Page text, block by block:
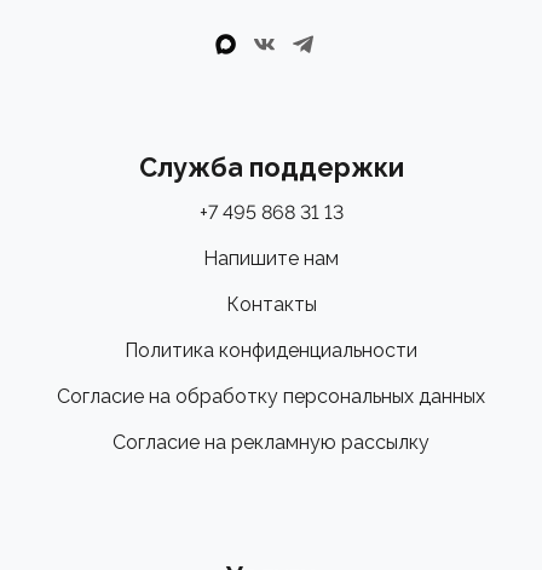
Служба поддержки
+7 495 868 31 13
Напишите нам
Контакты
Политика конфиденциальности
Согласие на обработку персональных данных
Согласие на рекламную рассылку